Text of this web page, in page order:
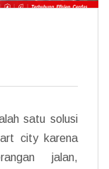
satu solusi
city karena
jalan,